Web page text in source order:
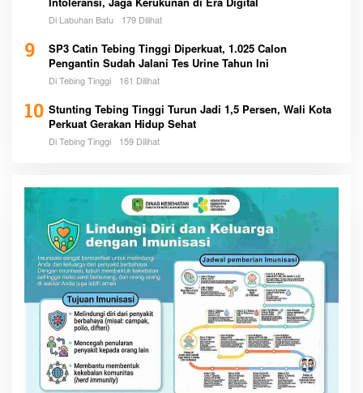
Di Labuhan Batu 179 Dilihat
9
SP3 Catin Tebing Tinggi Diperkuat, 1.025 Calon
Pengantin Sudah Jalani Tes Urine Tahun Ini
Di Tebing Tinggi 161 Dilihat
10 Stunting Tebing Tinggi Turun Jadi 1,5 Persen, Wali Kota
Perkuat Gerakan Hidup Sehat
Di Tebing Tinggi 159 Dilihat